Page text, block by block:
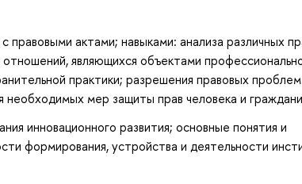
актами; навыками: анализа различных
являющихся объектами
практики; разрешения правовых
необходимых мер защиты прав человека и
инновационного развития; основные понятия и
формирования, устройства и деятельности